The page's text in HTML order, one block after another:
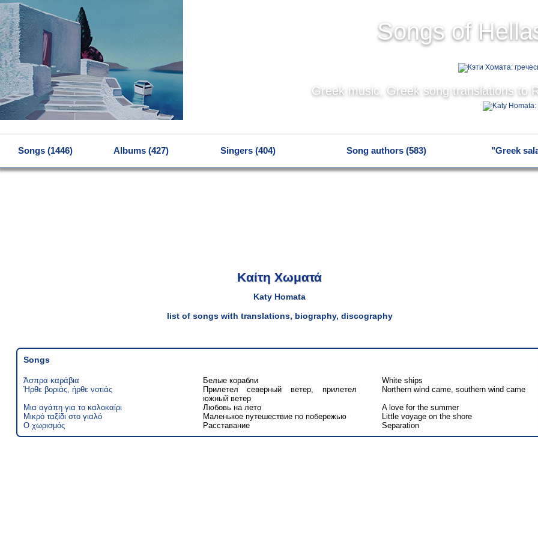
Songs of
Greek music, Greek song translations to
Songs (1446) Albums (427) Singers (404) Song authors (583) "Greek
Καίτη Χωματά
Katy Homata
list of songs with translations, biography, discography
Songs
Άσπρα καράβια Белые корабли
White ships
Ήρθε βοριάς, ήρθε νοτιάς
Прилетел северный ветер, прилетел
южный ветер
Northern wind came, southern wind came
Μια αγάπη για το καλοκαίρι
Любовь на лето
A love for the summer
Μικρό ταξίδι στο γιαλό
Маленькое путешествие по побережью
Little voyage on the shore
Ο χωρισμός
Расставание Separation